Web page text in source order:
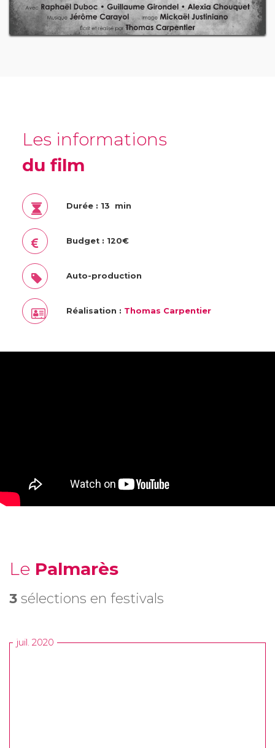
Les informations
du film
Durée : 13 min
Budget : 120€
Auto-production
Réalisation : Thomas Carpentier
Le Palmarès
3 sélections en festivals
juil. 2020